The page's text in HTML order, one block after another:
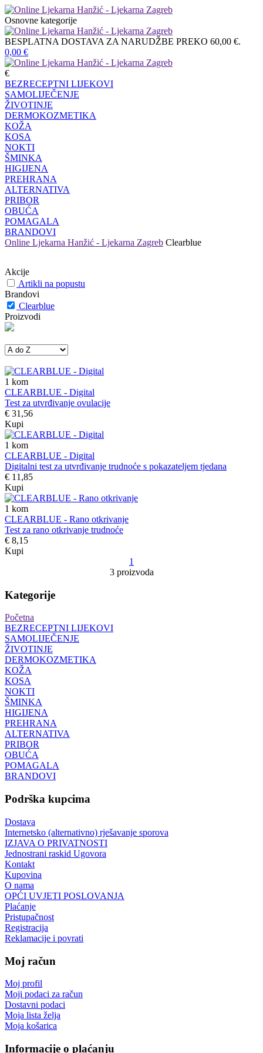
Osnovne kategorije
BESPLATNA DOSTAVA ZA NARUDŽBE PREKO 60,00 €.
0,00 €
€
BEZRECEPTNI LIJEKOVI
SAMOLIJEČENJE
ŽIVOTINJE
DERMOKOZMETIKA
KOŽA
KOSA
NOKTI
ŠMINKA
HIGIJENA
PREHRANA
ALTERNATIVA
PRIBOR
OBUĆA
POMAGALA
BRANDOVI
Online Ljekarna Hanžić - Ljekarna Zagreb Clearblue
Akcije
Artikli na popustu
Brandovi
Clearblue
Proizvodi
1 kom
CLEARBLUE - Digital
Test za utvrđivanje ovulacije
€ 31,56
Kupi
1 kom
CLEARBLUE - Digital
Digitalni test za utvrđivanje trudnoće s pokazateljem tjedana
€ 11,85
Kupi
1 kom
CLEARBLUE - Rano otkrivanje
Test za rano otkrivanje trudnoće
€ 8,15
Kupi
1
3 proizvoda
Kategorije
Početna
BEZRECEPTNI LIJEKOVI
SAMOLIJEČENJE
ŽIVOTINJE
DERMOKOZMETIKA
KOŽA
KOSA
NOKTI
ŠMINKA
HIGIJENA
PREHRANA
ALTERNATIVA
PRIBOR
OBUĆA
POMAGALA
BRANDOVI
Podrška kupcima
Dostava
Internetsko (alternativno) rješavanje sporova
IZJAVA O PRIVATNOSTI
Jednostrani raskid Ugovora
Kontakt
Kupovina
O nama
OPĆI UVJETI POSLOVANJA
Plaćanje
Pristupačnost
Registracija
Reklamacije i povrati
Moj račun
Moj profil
Moji podaci za račun
Dostavni podaci
Moja lista želja
Moja košarica
Informacije o plaćanju